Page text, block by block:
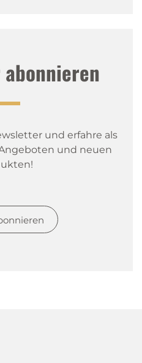
und erfahre als
und neuen